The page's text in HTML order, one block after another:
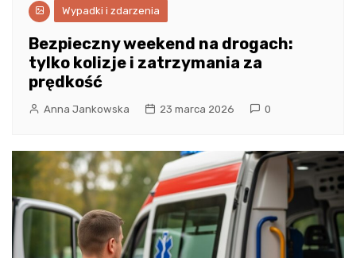
Wypadki i zdarzenia
Bezpieczny weekend na drogach:
tylko kolizje i zatrzymania za
prędkość
Anna Jankowska 23 marca 2026 0